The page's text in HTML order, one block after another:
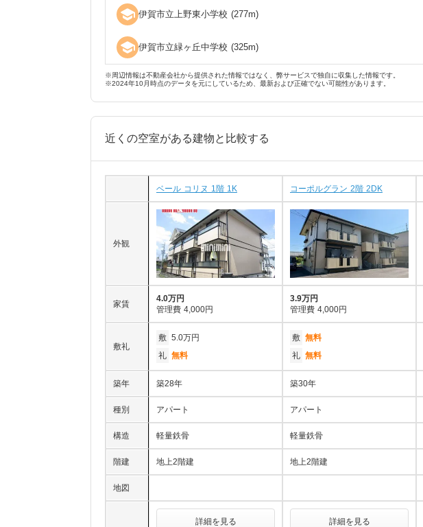
school 伊賀市立上野東小学校 (277m)
school 伊賀市立緑ヶ丘中学校 (325m)
※周辺情報は不動産会社から提供された情報ではなく、弊サービスで独自に収集した情報です。
※2024年10月時点のデータを元にしているため、最新および正確でない可能性があります。
近くの空室がある建物と比較する
ベール コリヌ 1階 1K コーポルグラン 2階 2DK
外観
家賃
4.0万円
管理費 4,000円
3.9万円
管理費 4,000円
敷礼
敷 5.0万円
礼 無料
敷 無料
礼 無料
築年 築28年 築30年
種別 アパート アパート
構造 軽量鉄骨 軽量鉄骨
階建 地上2階建 地上2階建
地図
詳細を見る 詳細を見る